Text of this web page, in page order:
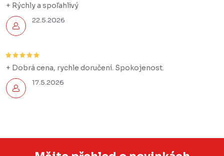
22.5.2026
+ Rýchly a spoľahlivý
17.5.2026
+ Dobrá cena, rychle doručení. Spokojenost.